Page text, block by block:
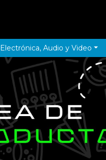
Electrónica, Audio y Video